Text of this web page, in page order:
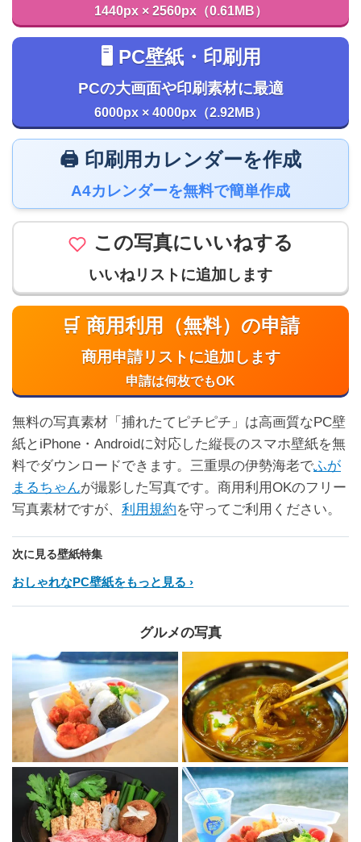
1440px × 2560px（0.61MB）
🖥️ PC壁紙・印刷用
PCの大画面や印刷素材に最適
6000px × 4000px（2.92MB）
🖨️ 印刷用カレンダーを作成
A4カレンダーを無料で簡単作成
この写真にいいねする
いいねリストに追加します
🛒 商用利用（無料）の申請
商用申請リストに追加します
申請は何枚でもOK
無料の写真素材「捕れたてピチピチ」は高画質なPC壁
紙とiPhone・Androidに対応した縦長のスマホ壁紙を無
料でダウンロードできます。三重県の伊勢海老でふが
まるちゃんが撮影した写真です。商用利用OKのフリー
写真素材ですが、 利用規約を守ってご利用ください。
次に見る壁紙特集
おしゃれなPC壁紙をもっと見る
グルメの写真